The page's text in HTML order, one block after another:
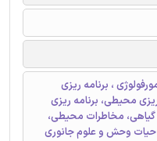
، برنامه ریزی
محیطی، برنامه ریزی
گیاهی، مخاطرات محیطی،
وحش و علوم جانوری